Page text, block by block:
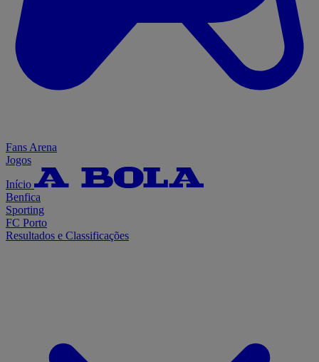
Fans Arena
Jogos
Início
Benfica
Sporting
FC Porto
Resultados e Classificações